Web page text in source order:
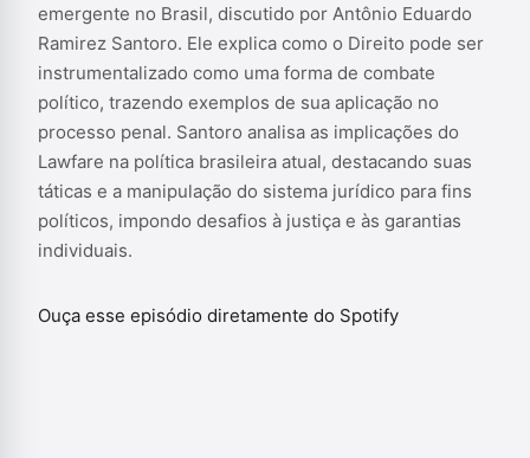
emergente no Brasil, discutido por Antônio Eduardo
Ramirez Santoro. Ele explica como o Direito pode ser
instrumentalizado como uma forma de combate
político, trazendo exemplos de sua aplicação no
processo penal. Santoro analisa as implicações do
Lawfare na política brasileira atual, destacando suas
táticas e a manipulação do sistema jurídico para fins
políticos, impondo desafios à justiça e às garantias
individuais.
Ouça esse episódio diretamente do Spotify